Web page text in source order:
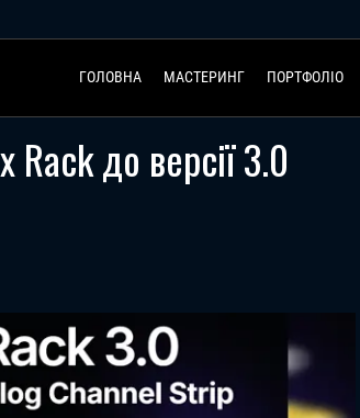
ГОЛОВНА МАСТЕРИНГ ПОРТФОЛІО
до версії 3.0